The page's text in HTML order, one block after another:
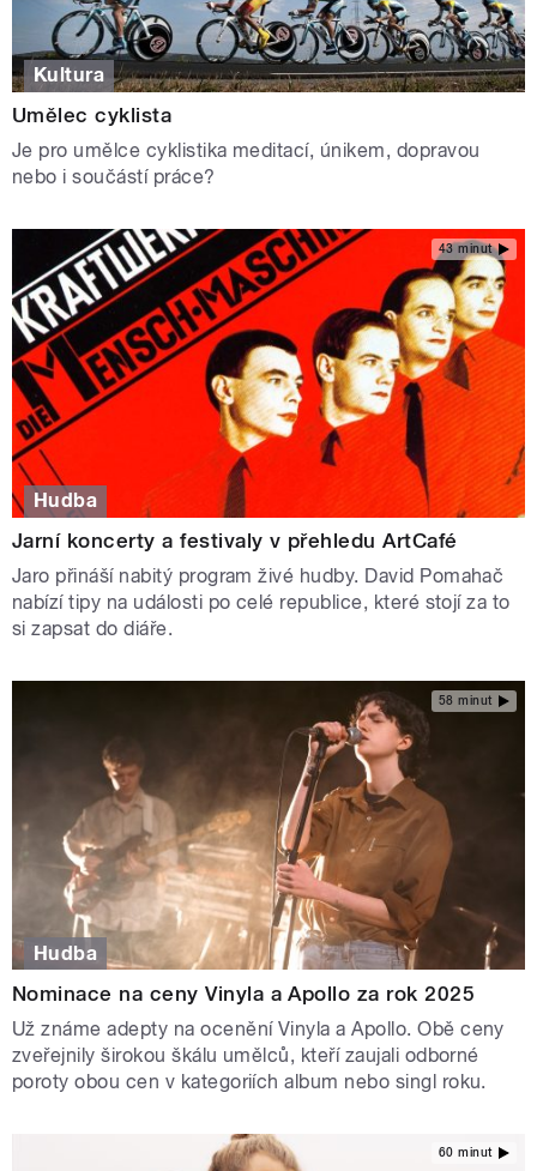
Kultura
Umělec cyklista
Je pro umělce cyklistika meditací, únikem, dopravou
nebo i součástí práce?
43 minut
Hudba
Jarní koncerty a festivaly v přehledu ArtCafé
Jaro přináší nabitý program živé hudby. David Pomahač
nabízí tipy na události po celé republice, které stojí za to
si zapsat do diáře.
58 minut
Hudba
Nominace na ceny Vinyla a Apollo za rok 2025
Už známe adepty na ocenění Vinyla a Apollo. Obě ceny
zveřejnily širokou škálu umělců, kteří zaujali odborné
poroty obou cen v kategoriích album nebo singl roku.
60 minut